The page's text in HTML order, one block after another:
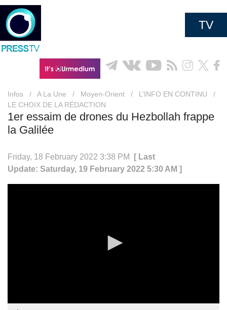
TV
Infos / A La Une / Moyen-Orient / L’INFO EN CONTINU
/
LE CHOIX DE LA RÉDACTION
1er essaim de drones du Hezbollah frappe
la Galilée
Friday, 18 February 2022 3:38 PM
[ Last
Update: Saturday, 19 February 2022 5:30 AM ]